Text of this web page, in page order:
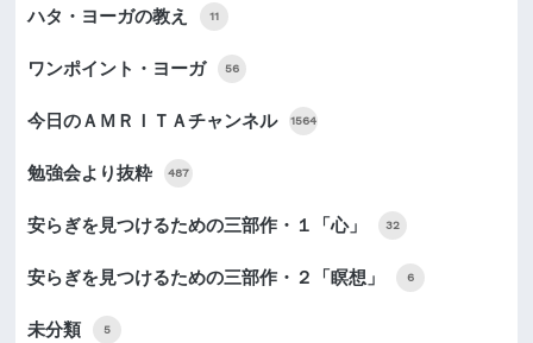
ハタ・ヨーガの教え 11
ワンポイント・ヨーガ 56
今日のＡＭＲＩＴＡチャンネル 1564
勉強会より抜粋 487
安らぎを見つけるための三部作・１「心」 32
安らぎを見つけるための三部作・２「瞑想」 6
未分類 5